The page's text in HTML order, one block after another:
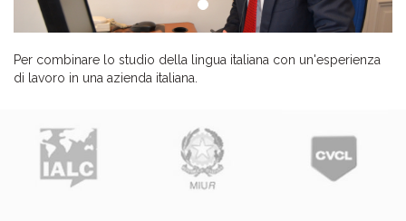
Per combinare lo studio della lingua italiana con un'esperienza
di lavoro in una azienda italiana.